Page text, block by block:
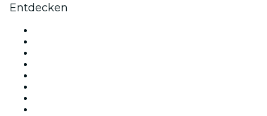
Entdecken